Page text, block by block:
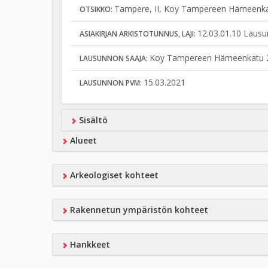
OTSIKKO: Tampere, II, Koy Tampereen
ASIAKIRJAN ARKISTOTUNNUS, LAJI: 12.03.01.10
LAUSUNNON SAAJA: Koy Tampereen Hämeenkatu
LAUSUNNON PVM: 15.03.2021
Sisältö
Alueet
Arkeologiset kohteet
Rakennetun ympäristön kohteet
Hankkeet